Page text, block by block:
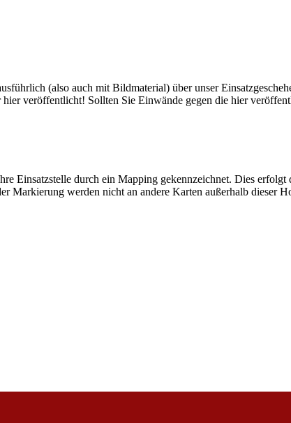
(also auch mit Bildmaterial) über unser
veröffentlicht! Sollten Sie Einwände gegen die hier
Einsatzstelle durch ein Mapping gekennzeichnet. Dies
Markierung werden nicht an andere Karten außerhalb dieser